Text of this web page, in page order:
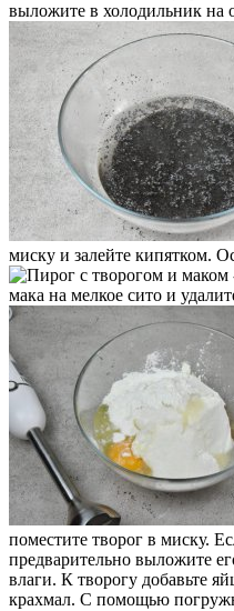
выложите в холодильник на
миску и залейте кипятком.
мака на мелкое сито и
поместите творог в миску.
предварительно выложите
влаги. К творогу добавьте
крахмал. С помощью